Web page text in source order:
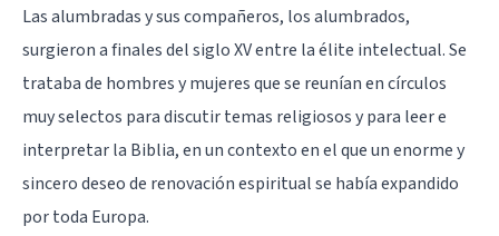
Las alumbradas y sus compañeros, los alumbrados,
surgieron a finales del siglo XV entre la élite intelectual. Se
trataba de hombres y mujeres que se reunían en círculos
muy selectos para discutir temas religiosos y para leer e
interpretar la Biblia, en un contexto en el que un enorme y
sincero deseo de renovación espiritual se había expandido
por toda Europa.